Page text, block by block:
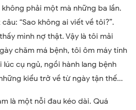
phải một mà những ba lần.
“Sao không ai viết về tôi?”.
mình nợ thật. Vậy là tôi mải
chăm má bệnh, tôi ôm máy tính
cụ ngủ, ngồi hành lang bệnh
kiểu trở về từ ngày tận thế...
là một nỗi đau kéo dài. Quá